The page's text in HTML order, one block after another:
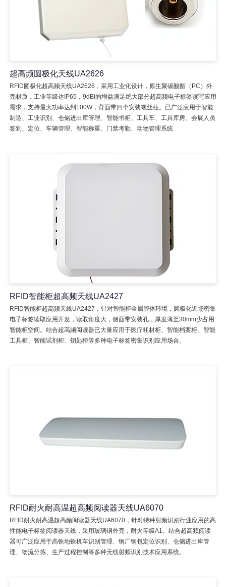
超高频圆极化天线UA2626
RFID圆极化超高频天线UA2626，采用工业化设计，原生聚碳酸酯（PC）外
壳材质，工业等级达IP65，9dBi的增益满足绝大部分超高频电子标签读写应用
需求，支持最大功率达到100W，背面带四个安装螺丝柱。已广泛应用于智能
制造、工业识别、仓储进出库管理、智能书柜、工具车、工具库房、会展人员
签到、定位、车辆管理、智能称重、门禁考勤、动物管理系统
RFID智能柜超高频天线UA2427
RFID智能柜超高频天线UA2427，针对智能柜金属腔体环境，圆极化近场密集
电子标签读取应用开发，读取角度大，侧面带安装孔，厚度薄至30mm少占用
智能柜空间。结合超高频阅读器已大量应用于医疗耗材柜、智能档案柜、智能
工具柜、智能试剂柜、钥匙柜等多种电子标签密集识别应用场合。
RFID耐火耐高温超高频阅读器天线UA6070
RFID耐火耐高温超高频阅读器天线UA6070，针对特种射频识别行业应用的高
性能电子标签阅读器天线，采用玻璃钢外壳，耐火等级A1。结合超高频阅读
器可广泛应用于高铁地铁机车识别管理、钢厂钢包定位识别、仓储进出库管
理、物流分拣、生产过程控制等多种无线射频识别技术应用系统。